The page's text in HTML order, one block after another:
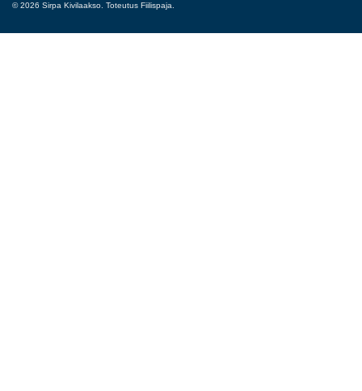
© 2026 Sirpa Kivilaakso. Toteutus Fiilispaja.